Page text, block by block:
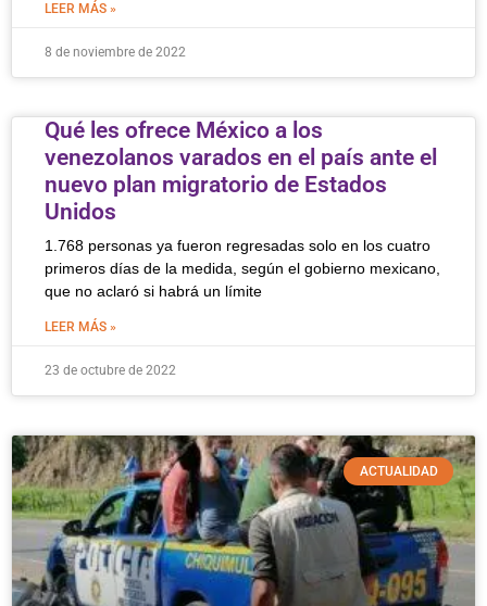
LEER MÁS »
8 de noviembre de 2022
Qué les ofrece México a los
venezolanos varados en el país ante el
nuevo plan migratorio de Estados
Unidos
1.768 personas ya fueron regresadas solo en los cuatro
primeros días de la medida, según el gobierno mexicano,
que no aclaró si habrá un límite
LEER MÁS »
23 de octubre de 2022
ACTUALIDAD